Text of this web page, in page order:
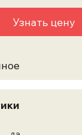
Узнать цену